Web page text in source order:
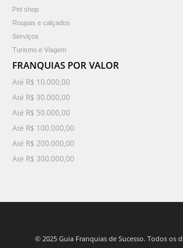
Pet shop
Roupas e calçados
Serviços
Turismo e Viagem
FRANQUIAS POR VALOR
Até R$ 10.000,00
Até R$ 30.000,00
Até R$ 50.000,00
Até R$ 100.000,00
Até R$ 200.000,00
Até R$ 300.000,00
© 2025 Guia Franquias de Sucesso. Todos os